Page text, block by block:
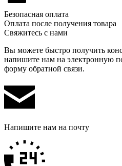
Безопасная оплата
Оплата после получения товара
Свяжитесь с нами
Вы можете быстро получить
напишите нам на электронную
форму обратной связи.
Напишите нам на почту